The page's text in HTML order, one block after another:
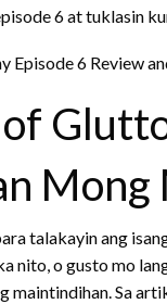
6 at tuklasin
Mong
talakayin ang
nito, o gusto mo
maintindihan. Sa